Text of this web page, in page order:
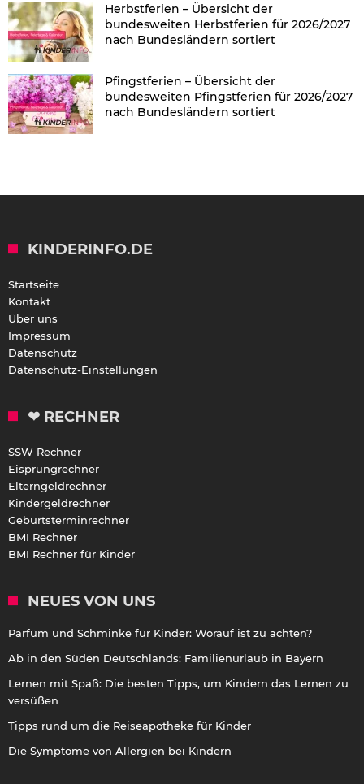
Herbstferien – Übersicht der
bundesweiten Herbstferien für 2026/2027
nach Bundesländern sortiert
Pfingstferien – Übersicht der
bundesweiten Pfingstferien für 2026/2027
nach Bundesländern sortiert
KINDERINFO.DE
Startseite
Kontakt
Über uns
Impressum
Datenschutz
Datenschutz-Einstellungen
❤ RECHNER
SSW Rechner
Eisprungrechner
Elterngeldrechner
Kindergeldrechner
Geburtsterminrechner
BMI Rechner
BMI Rechner für Kinder
NEUES VON UNS
Parfüm und Schminke für Kinder: Worauf ist zu achten?
Ab in den Süden Deutschlands: Familienurlaub in Bayern
Lernen mit Spaß: Die besten Tipps, um Kindern das Lernen zu
versüßen
Tipps rund um die Reiseapotheke für Kinder
Die Symptome von Allergien bei Kindern